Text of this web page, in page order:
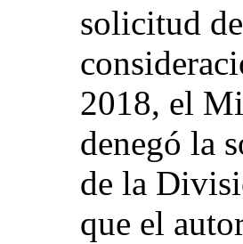
solicitud
2018, el
denegó la
de la
que el